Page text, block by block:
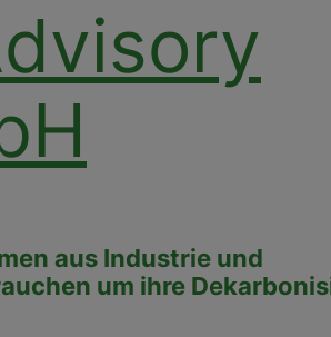
aus Industrie und
um ihre